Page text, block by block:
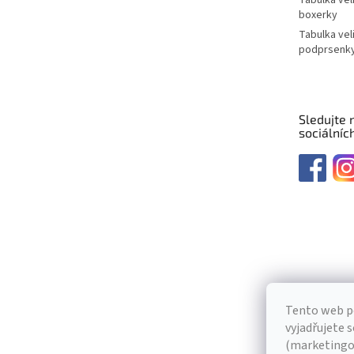
Tento web
vyjadřujete
boxerky
Tabulka
Sledujte